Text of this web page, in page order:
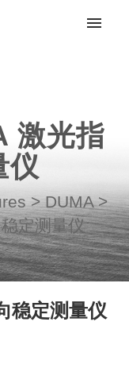
激光指
仪
> DUMA >
定测量仪
稳定测量仪